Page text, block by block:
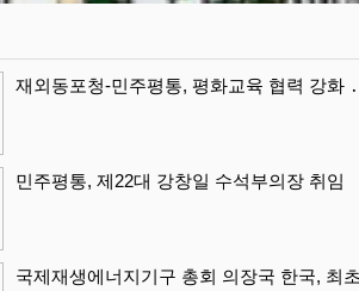
재외동포청-민주평통, 평화교육 협력 강화
민주평통, 제22대 강창일 수석부의장 취임
국제재생에너지기구 총회 의장국 한국, 최